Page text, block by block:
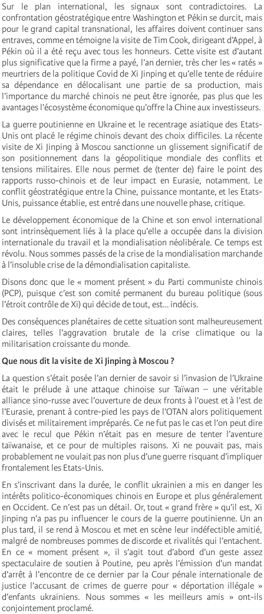
Sur le plan international, les signaux sont contradictoires. La
confrontation géostratégique entre Washington et Pékin se durcit, mais
pour le grand capital transnational, les affaires doivent continuer sans
entraves, comme en témoigne la visite de Tim Cook, dirigeant d’Appel, à
Pékin où il a été reçu avec tous les honneurs. Cette visite est d’autant
plus significative que la firme a payé, l’an dernier, très cher les « ratés »
meurtriers de la politique Covid de Xi Jinping et qu’elle tente de réduire
sa dépendance en délocalisant une partie de sa production, mais
l’importance du marché chinois ne peut être ignorée, pas plus que les
avantages l’écosystème économique qu’offre la Chine aux investisseurs.
La guerre poutinienne en Ukraine et le recentrage asiatique des Etats-
Unis ont placé le régime chinois devant des choix difficiles. La récente
visite de Xi Jinping à Moscou sanctionne un glissement significatif de
son positionnement dans la géopolitique mondiale des conflits et
tensions militaires. Elle nous permet de (tenter de) faire le point des
rapports russo-chinois et de leur impact en Eurasie, notamment. Le
conflit géostratégique entre la Chine, puissance montante, et les Etats-
Unis, puissance établie, est entré dans une nouvelle phase, critique.
Le développement économique de la Chine et son envol international
sont intrinsèquement liés à la place qu’elle a occupée dans la division
internationale du travail et la mondialisation néolibérale. Ce temps est
révolu. Nous sommes passés de la crise de la mondialisation marchande
à l’insoluble crise de la démondialisation capitaliste.
Disons donc que le « moment présent » du Parti communiste chinois
(PCP), puisque c’est son comité permanent du bureau politique (sous
l’étroit contrôle de Xi) qui décide de tout, est… indécis.
Des conséquences planétaires de cette situation sont malheureusement
claires, telles l’aggravation brutale de la crise climatique ou la
militarisation croissante du monde.
Que nous dit la visite de Xi Jinping à Moscou ?
La question s’était posée l’an dernier de savoir si l’invasion de l’Ukraine
était le prélude à une attaque chinoise sur Taïwan – une véritable
alliance sino-russe avec l’ouverture de deux fronts à l’ouest et à l’est de
l’Eurasie, prenant à contre-pied les pays de l’OTAN alors politiquement
divisés et militairement impréparés. Ce ne fut pas le cas et l’on peut dire
avec le recul que Pékin n’était pas en mesure de tenter l’aventure
taïwanaise, et ce pour de multiples raisons. Xi ne pouvait pas, mais
probablement ne voulait pas non plus d’une guerre risquant d’impliquer
frontalement les Etats-Unis.
En s’inscrivant dans la durée, le conflit ukrainien a mis en danger les
intérêts politico-économiques chinois en Europe et plus généralement
en Occident. Ce n’est pas un détail. Or, tout « grand frère » qu’il est, Xi
Jinping n’a pas pu influencer le cours de la guerre poutinienne. Un an
plus tard, il se rend à Moscou et met en scène leur indéfectible amitié,
malgré de nombreuses pommes de discorde et rivalités qui l’entachent.
En ce « moment présent », il s’agit tout d’abord d’un geste assez
spectaculaire de soutien à Poutine, peu après l’émission d’un mandat
d’arrêt à l’encontre de ce dernier par la Cour pénale internationale de
justice l’accusant de crimes de guerre pour « déportation illégale »
d’enfants ukrainiens. Nous sommes « les meilleurs amis » ont-ils
conjointement proclamé.